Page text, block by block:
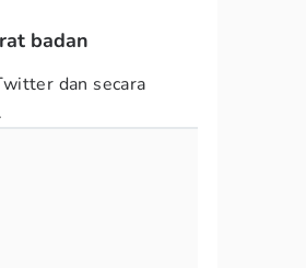
badan
dan secara